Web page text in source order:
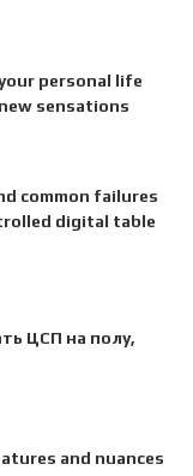
personal life
sensations
common failures
digital table
ЦСП на полу,
and nuances